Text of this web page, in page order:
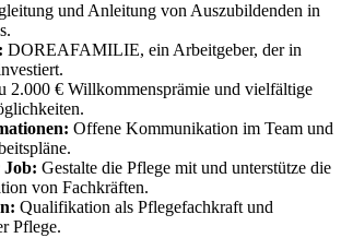
und Anleitung von Auszubildenden in
DOREAFAMILIE, ein Arbeitgeber, der in
2.000 € Willkommensprämie und vielfältige
Offene Kommunikation im Team und
Job: Gestalte die Pflege mit und unterstütze die
von Fachkräften.
Qualifikation als Pflegefachkraft und
Pflege.